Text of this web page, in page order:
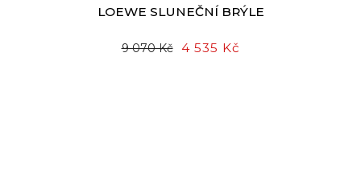
LOEWE SLUNEČNÍ BRÝLE
9 070 Kč 4 535 Kč